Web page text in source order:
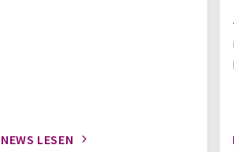
NEWS LESEN